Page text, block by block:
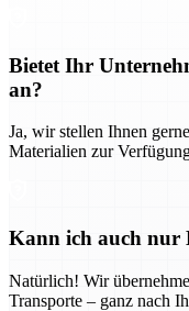
Bietet Ihr
an?
Ja, wir stellen Ihnen
Materialien zur
Kann ich auch nur
Natürlich! Wir
Transporte – ganz nach